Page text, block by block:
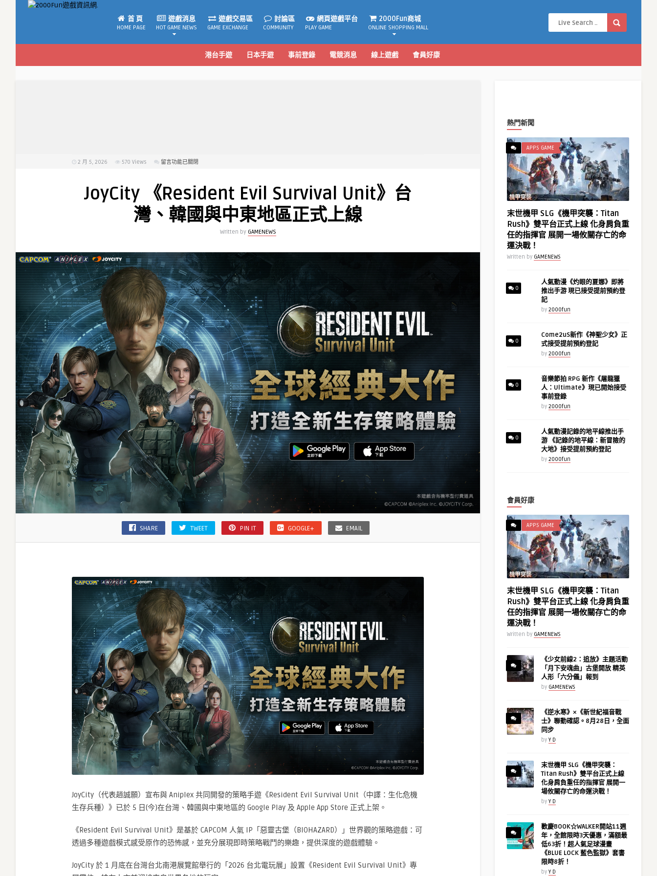
首 頁
HOME PAGE
遊戲消息
HOT GAME NEWS
遊戲交易區
GAME EXCHANGE
討論區
COMMUNITY
網頁遊戲平台
PLAY GAME
2000Fun商城
ONLINE SHOPPING MALL
港台手遊 日本手遊 事前登錄 電競消息 線上遊戲 會員好康
2 月 5, 2026 570 Views
在
《Resident
Evil
Survival
Unit》
與
中
東
地
區
正
式
上
線〉
中
留言功能已關閉
JoyCity 《Resident Evil Survival Unit》台
灣、韓國與中東地區正式上線
Written by GAMENEWS
SHARE TWEET PIN IT GOOGLE+ EMAIL
JoyCity（代表趙誠願）宣布與 Aniplex 共同開發的策略手遊《Resident Evil Survival Unit（中譯：生化危機
生存兵種）》已於 5 日(今)在台灣、韓國與中東地區的 Google Play 及 Apple App Store 正式上架。
《Resident Evil Survival Unit》是基於 CAPCOM 人氣 IP「惡靈古堡（BIOHAZARD）」世界觀的策略遊戲：可
透過多種遊戲模式感受原作的恐怖感，並充分展現即時策略戰鬥的樂趣，提供深度的遊戲體驗。
JoyCity 於 1 月底在台灣台北南港展覽館舉行的「2026 台北電玩展」設置《Resident Evil Survival Unit》專
熱門新聞
APPS GAME
末世機甲 SLG《機甲突襲：Titan
Rush》雙平台正式上線 化身肩負重
任的指揮官 展開一場攸關存亡的命
運決戰！
Written by GAMENEWS
0
人氣動漫《灼眼的夏娜》即將
推出手游 現已接受提前預約登
記
by 2000fun
0
Come2uS新作《神聖少女》正
式接受提前預約登記
by 2000fun
0
音樂節拍 RPG 新作《屠龍獵
人：Ultimate》現已開始接受
事前登錄
by 2000fun
0
人氣動漫記錄的地平線推出手
游 《記錄的地平線：新冒險的
大地》接受提前預約登記
by 2000fun
會員好康
APPS GAME
末世機甲 SLG《機甲突襲：Titan
Rush》雙平台正式上線 化身肩負重
任的指揮官 展開一場攸關存亡的命
運決戰！
Written by GAMENEWS
《少女前線2：追放》主題活動
「月下安魂曲」古堡開放 精英
人形「六分儀」報到
by GAMENEWS
《逆水寒》×《新世紀福音戰
士》聯動確認。8月28日，全面
同步
by Y D
末世機甲 SLG《機甲突襲：
Titan Rush》雙平台正式上線
化身肩負重任的指揮官 展開一
場攸關存亡的命運決戰！
by Y D
歡慶BOOK☆WALKER開站11週
年，全館限時3天優惠，滿額最
低63折！超人氣足球漫畫
《BLUE LOCK 藍色監獄》套書
限時8折！
by Y D